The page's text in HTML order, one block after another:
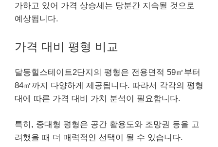
가하고 있어 가격 상승세는 당분간 지속될 것으로
예상됩니다.
가격 대비 평형 비교
달동힐스테이트2단지의 평형은 전용면적 59㎡부터
84㎡까지 다양하게 제공됩니다. 따라서 각각의 평형
대에 따른 가격 대비 가치 분석이 필요합니다.
특히, 중대형 평형은 공간 활용도와 조망권 등을 고
려했을 때 더 매력적인 선택이 될 수 있습니다.